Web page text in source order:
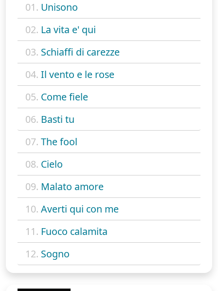
01. Unisono
02. La vita e' qui
03. Schiaffi di carezze
04. Il vento e le rose
05. Come fiele
06. Basti tu
07. The fool
08. Cielo
09. Malato amore
10. Averti qui con me
11. Fuoco calamita
12. Sogno